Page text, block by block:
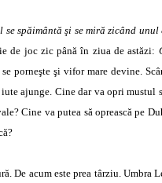
se spăimântă şi se miră zicând
de joc zic până în ziua de astăzi:
porneşte şi vifor mare devine.
ajunge. Cine dar va opri mustul
Cine va putea să oprească pe
De acum este prea târziu. Umbra